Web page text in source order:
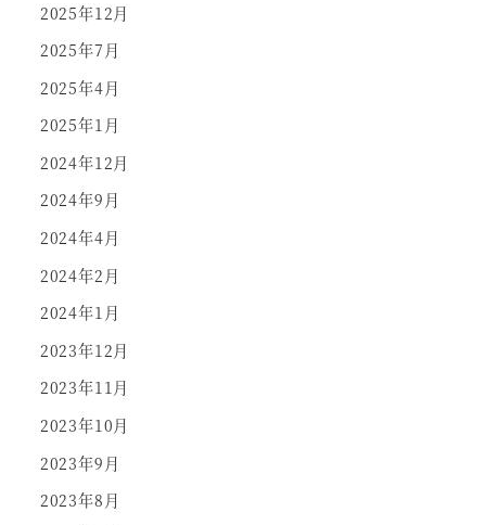
2025年12月
2025年7月
2025年4月
2025年1月
2024年12月
2024年9月
2024年4月
2024年2月
2024年1月
2023年12月
2023年11月
2023年10月
2023年9月
2023年8月